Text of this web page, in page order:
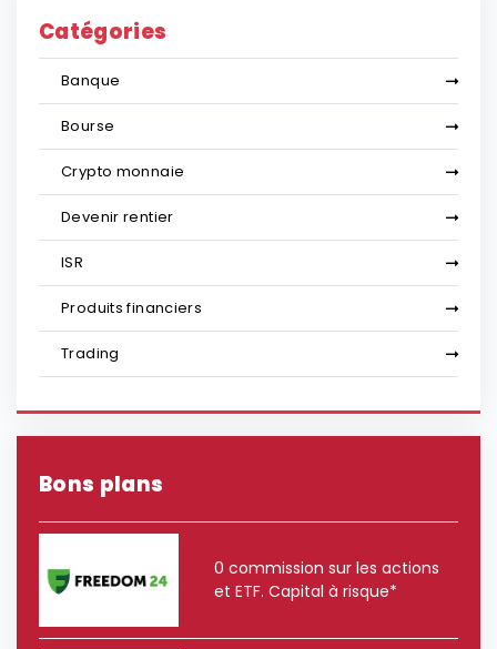
Catégories
Banque
Bourse
Crypto monnaie
Devenir rentier
ISR
Produits financiers
Trading
Bons plans
0 commission sur les actions
et ETF. Capital à risque*